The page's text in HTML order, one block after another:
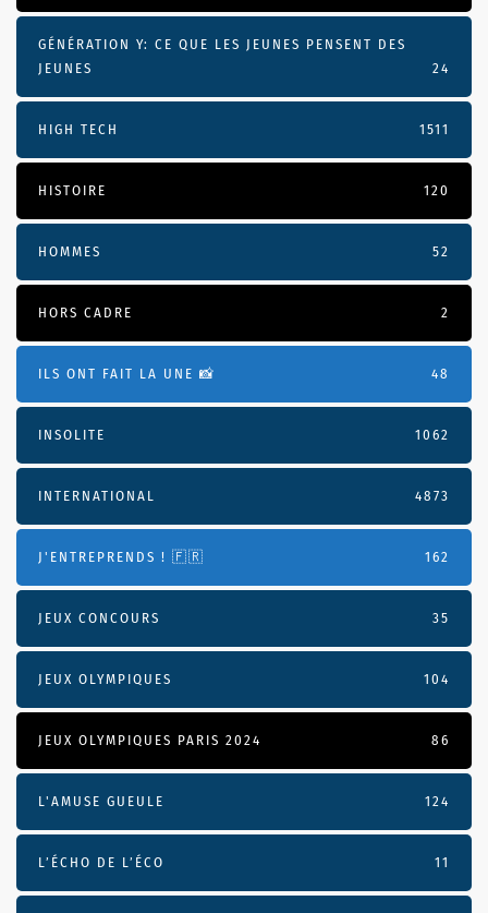
GÉNÉRATION Y: CE QUE LES JEUNES PENSENT DES
JEUNES
24
HIGH TECH 1511
HISTOIRE 120
HOMMES 52
HORS CADRE 2
ILS ONT FAIT LA UNE 📸 48
INSOLITE 1062
INTERNATIONAL 4873
J'ENTREPRENDS ! 🇫🇷 162
JEUX CONCOURS 35
JEUX OLYMPIQUES 104
JEUX OLYMPIQUES PARIS 2024 86
L'AMUSE GUEULE 124
L’ÉCHO DE L’ÉCO 11